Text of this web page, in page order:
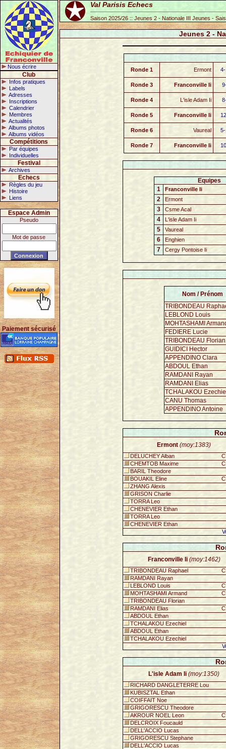
Nous écrire
Club
Infos pratiques
Labels
Adresses
Inscriptions
Calendrier
Membres
Actualités
Albums photos
Albums vidéos
Compétitions
Par équipes
Individuelles
Festival
Archives
Echecs
Règles du jeu
Histoire
Liens
Espace Admin
Pseudo
Mot de passe
Paiement sécurisé
Val Parisis Echecs
Saison 2025/26 :: Jeunes 2 - Nationale III Jeunes -
Jeunes 2 -
Ronde 1 Ermont
Ronde 3 Franconville Ii
Ronde 4 L'isle Adam Ii
Ronde 5 Franconville Ii
Ronde 6 Vaureal
Ronde 7 Franconville Ii
Equipes
1
Franconville Ii
2 Ermont
3 Csme Acal
4 L'isle Adam Ii
5 Vaureal
6 Enghien
7 Cergy Pontoise Ii
Nom / Prénom
TRIBONDEAU
LEBLOND Louis
MOHTASHAMI
FEDIERE Lucie
TRIBONDEAU Florian
GUIDICI Hector
APPENDINO Clara
ABDOUL Ethan
RAMDANI Rayan
RAMDANI Elias
TCHALAKOU
CANU Thomas
APPENDINO Antoine
Ermont (moy:1383)
DELUCHEY Alban
CHEMTOB Maxime
BARIL Theodore
BOUAKIL Eline
ZHANG Alexis
GRISON Charlie
TORRA Leo
CHENEVIER Ethan
TORRA Leo
CHENEVIER Ethan
Franconville Ii (moy:1462)
TRIBONDEAU Raphael
RAMDANI Rayan
LEBLOND Louis
MOHTASHAMI Armand
TRIBONDEAU Florian
RAMDANI Elias
ABDOUL Ethan
TCHALAKOU Ezechiel
ABDOUL Ethan
TCHALAKOU Ezechiel
L'isle Adam Ii (moy:1350)
RICHARD DANGLETERRE Lou
KUBISZTAL Ethan
COIFFAIT Noe
GRIGORESCU Theodore
AKROUR NOEL Leon
DELCROIX Foucauld
DELL'ACCIO Lucas
GRIGORESCU Stephane
DELL'ACCIO Lucas